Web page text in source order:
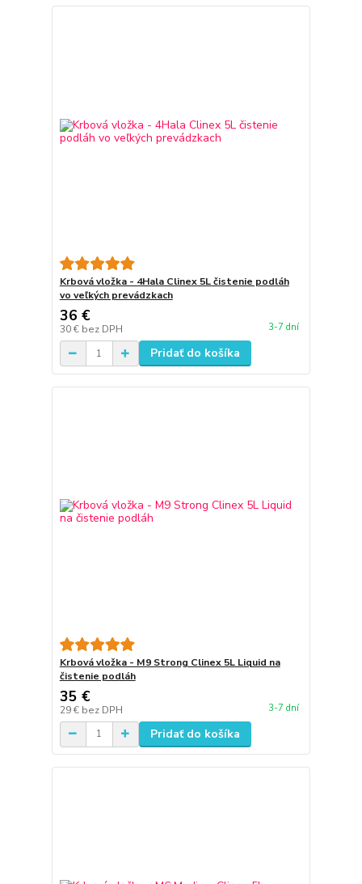
Krbová vložka - 4Hala Clinex 5L čistenie podláh
vo veľkých prevádzkach
36 €
30 € bez DPH 3-7 dní
Pridať do košíka
Krbová vložka - M9 Strong Clinex 5L Liquid na
čistenie podláh
35 €
29 € bez DPH 3-7 dní
Pridať do košíka